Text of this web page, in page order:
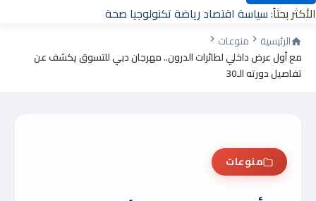
الأكثر بحثاً:سياسة اقتصاد رياضةتكنولوجيا صحة
الرئيسية
منوعات
مع أول عرض داخلي لطائرات الدرون.. مهرجان دبي للتسوق يكشف عن
تفاصيل دورته الـ30
منوعات